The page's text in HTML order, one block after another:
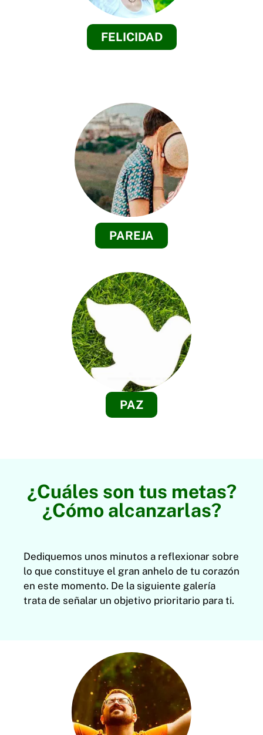
FELICIDAD
PAREJA
PAZ
¿Cuáles son tus metas?
¿Cómo alcanzarlas?
Dediquemos unos minutos a reflexionar sobre
lo que constituye el gran anhelo de tu corazón
en este momento. De la siguiente galería
trata de señalar un objetivo prioritario para ti.